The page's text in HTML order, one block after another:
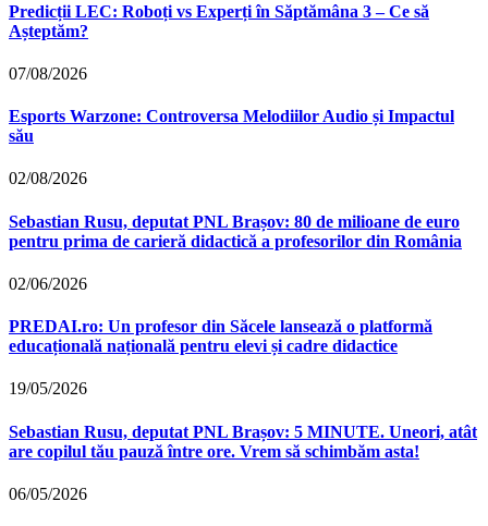
Predicții LEC: Roboți vs Experți în Săptămâna 3 – Ce să
Așteptăm?
07/08/2026
Esports Warzone: Controversa Melodiilor Audio și Impactul
său
02/08/2026
Sebastian Rusu, deputat PNL Brașov: 80 de milioane de euro
pentru prima de carieră didactică a profesorilor din România
02/06/2026
PREDAI.ro: Un profesor din Săcele lansează o platformă
educațională națională pentru elevi și cadre didactice
19/05/2026
Sebastian Rusu, deputat PNL Brașov: 5 MINUTE. Uneori, atât
are copilul tău pauză între ore. Vrem să schimbăm asta!
06/05/2026